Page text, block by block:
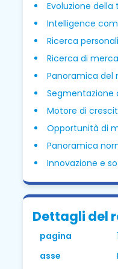
Evoluzione
Intelligence
Ricerca
Ricerca di
Panoramica del
Segmentazione
Motore di
Opportunità di
Panoramica
Innovazione e
Dettagli del
pagina
asse